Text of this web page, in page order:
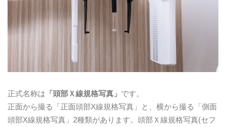
正式名称は 「頭部Ｘ線規格写真」 です。
正面から撮る「正面頭部X線規格写真」と、横から撮る「側面
頭部X線規格写真」2種類があります。頭部Ｘ線規格写真(セフ